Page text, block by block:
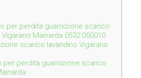
per perdita guarnizione scarico
Mainarda 0532 050010
scarico lavandino Vigarano
per perdita guarnizione scarico